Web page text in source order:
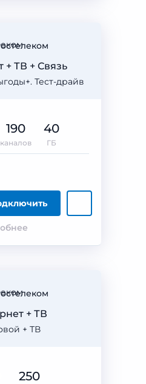
Тест-драйв
+ ТВ + Связь
190
каналов
40
ГБ
+ ТВ
+ ТВ
250